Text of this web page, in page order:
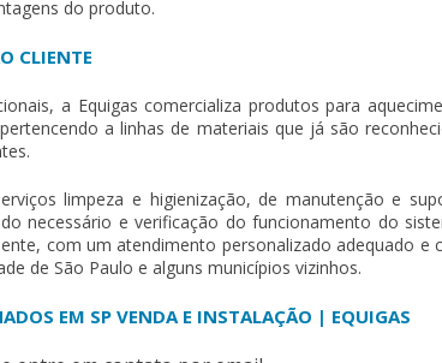
do produto.
CLIENTE
a Equigas comercializa produtos para
a linhas de materiais que já são
limpeza e higienização, de manutenção e
necessário e verificação do funcionamento do
com um atendimento personalizado adequado e
de São Paulo e alguns municípios vizinhos.
EM SP VENDA E INSTALAÇÃO | EQUIGAS